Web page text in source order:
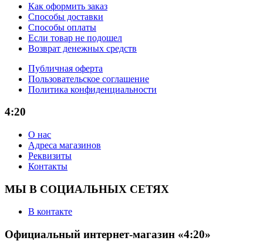
Как оформить заказ
Способы доставки
Способы оплаты
Если товар не подошел
Возврат денежных средств
Публичная оферта
Пользовательское соглашение
Политика конфиденциальности
4:20
О нас
Адреса магазинов
Реквизиты
Контакты
МЫ В СОЦИАЛЬНЫХ СЕТЯХ
В контакте
Официальный интернет-магазин «4:20»